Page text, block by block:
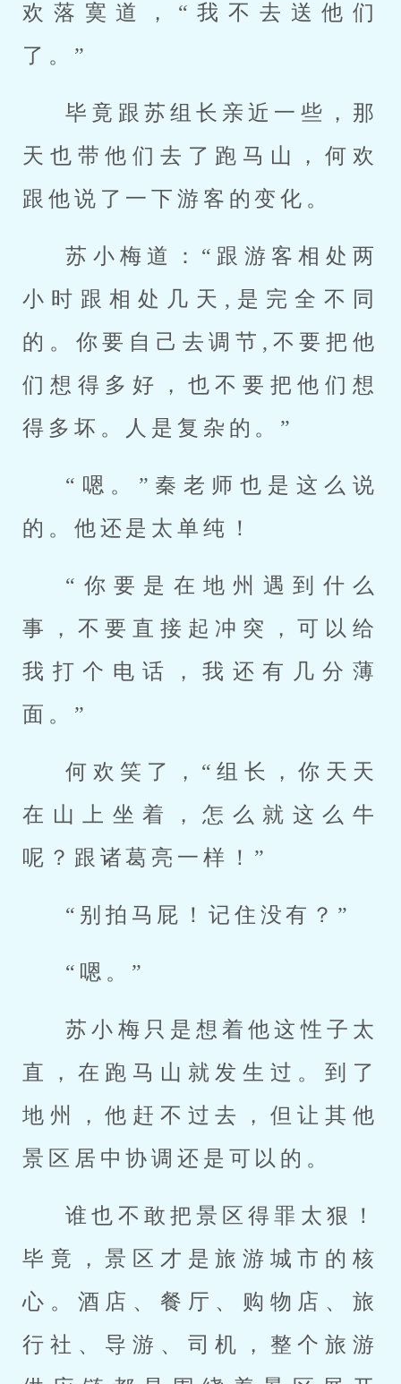
欢落寞道，“我不去送他们
了。”
毕竟跟苏组长亲近一些，那
天也带他们去了跑马山，何欢
跟他说了一下游客的变化。
苏小梅道：“跟游客相处两
小时跟相处几天,是完全不同
的。你要自己去调节,不要把他
们想得多好，也不要把他们想
得多坏。人是复杂的。”
“嗯。”秦老师也是这么说
的。他还是太单纯！
“你要是在地州遇到什么
事，不要直接起冲突，可以给
我打个电话，我还有几分薄
面。”
何欢笑了，“组长，你天天
在山上坐着，怎么就这么牛
呢？跟诸葛亮一样！”
“别拍马屁！记住没有？”
“嗯。”
苏小梅只是想着他这性子太
直，在跑马山就发生过。到了
地州，他赶不过去，但让其他
景区居中协调还是可以的。
谁也不敢把景区得罪太狠！
毕竟，景区才是旅游城市的核
心。酒店、餐厅、购物店、旅
行社、导游、司机，整个旅游